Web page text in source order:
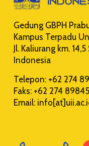
Gedung GBPH
Kampus Terpadu
Jl. Kaliurang km.
Indonesia
Telepon: +62 274
Faks: +62 274
Email: